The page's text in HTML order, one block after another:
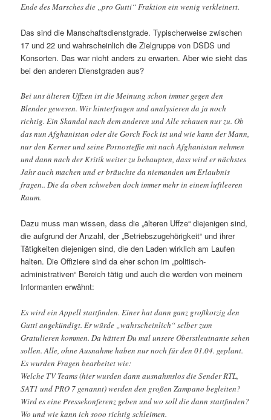
Ende des Marsches die „pro Gutti“ Fraktion ein wenig verkleinert.
Das sind die Manschaftsdienstgrade. Typischerweise zwischen
17 und 22 und wahrscheinlich die Zielgruppe von DSDS und
Konsorten. Das war nicht anders zu erwarten. Aber wie sieht das
bei den anderen Dienstgraden aus?
Bei uns älteren Uffzen ist die Meinung schon immer gegen den
Blender gewesen. Wir hinterfragen und analysieren da ja noch
richtig. Ein Skandal nach dem anderen und Alle schauen nur zu. Ob
das nun Afghanistan oder die Gorch Fock ist und wie kann der Mann,
nur den Kerner und seine Pornosteffie mit nach Afghanistan nehmen
und dann nach der Kritik weiter zu behaupten, dass wird er nächstes
Jahr auch machen und er bräuchte da niemanden um Erlaubnis
fragen.. Die da oben schweben doch immer mehr in einem luftleeren
Raum.
Dazu muss man wissen, dass die „älteren Uffze“ diejenigen sind,
die aufgrund der Anzahl, der „Betriebszugehörigkeit“ und ihrer
Tätigkeiten diejenigen sind, die den Laden wirklich am Laufen
halten. Die Offiziere sind da eher schon im „politisch-
administrativen“ Bereich tätig und auch die werden von meinem
Informanten erwähnt:
Es wird ein Appell stattfinden. Einer hat dann ganz großkotzig den
Gutti angekündigt. Er würde „wahrscheinlich“ selber zum
Gratulieren kommen. Da hättest Du mal unsere Oberstleutnante sehen
sollen. Alle, ohne Ausnahme haben nur noch für den 01.04. geplant.
Es wurden Fragen bearbeitet wie:
Welche TV Teams (hier wurden dann ausnahmslos die Sender RTL,
SAT1 und PRO 7 genannt) werden den großen Zampano begleiten?
Wird es eine Pressekonferenz geben und wo soll die dann stattfinden?
Wo und wie kann ich sooo richtig schleimen.